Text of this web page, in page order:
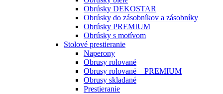
Obrúsky DEKOSTAR
Obrúsky do zásobníkov a zásobníky
Obrúsky PREMIUM
Obrúsky s motívom
Stolové prestieranie
Naperony
Obrusy rolované
Obrusy rolované – PREMIUM
Obrusy skladané
Prestieranie